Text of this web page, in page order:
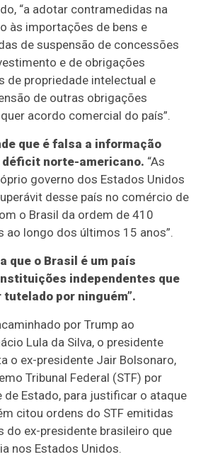
“a adotar contramedidas na
às importações de bens e
de suspensão de concessões
e de obrigações
de propriedade intelectual e
de outras obrigações
acordo comercial do país”.
que é falsa a informação
déficit norte-americano. “As
governo dos Estados Unidos
desse país no comércio de
o Brasil da ordem de 410
ao longo dos últimos 15 anos”.
que o Brasil é um país
independentes que
por ninguém”.
por Trump ao
Lula da Silva, o presidente
o ex-presidente Jair Bolsonaro,
Tribunal Federal (STF) por
de Estado, para justificar o ataque
citou ordens do STF emitidas
do ex-presidente brasileiro que
nos Estados Unidos.